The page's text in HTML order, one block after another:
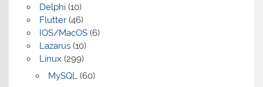
Delphi(10)
Flutter(46)
IOS/MacOS(6)
Lazarus(10)
Linux (299)
MySQL(60)